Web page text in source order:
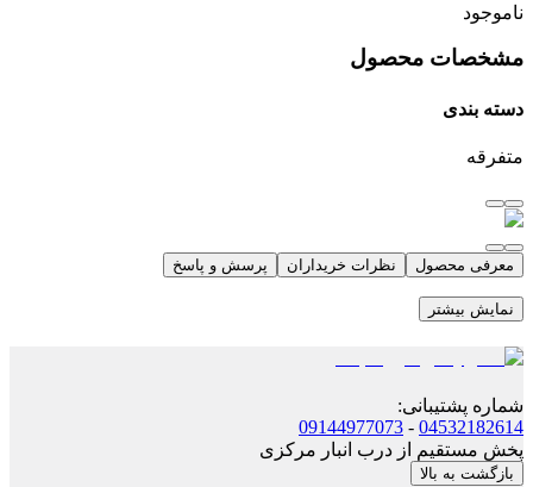
ناموجود
مشخصات محصول
دسته بندی
متفرقه
معرفی محصول نظرات خریداران پرسش و پاسخ
نمایش بیشتر
شماره پشتیبانی:
04532182614
-
09144977073
پخش مستقیم از درب انبار مرکزی
بازگشت به بالا